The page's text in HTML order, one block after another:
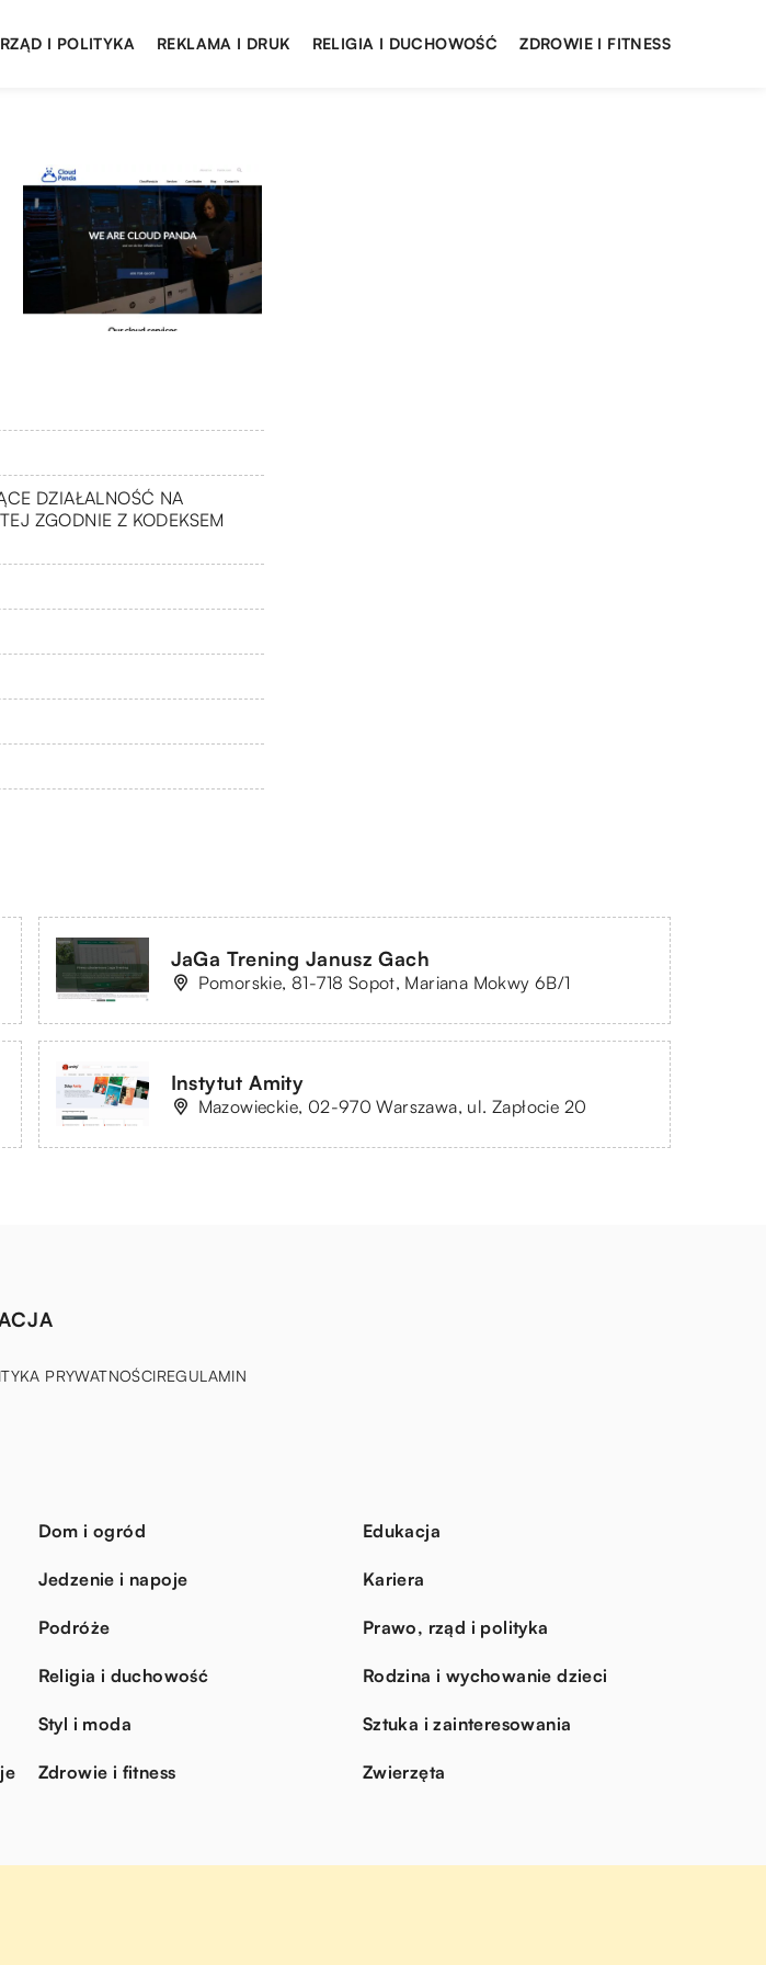
I POLITYKA REKLAMA I DRUK RELIGIA I DUCHOWOŚĆ ZDROWIE I FITNESS
DZIAŁALNOŚĆ NA
ZGODNIE Z KODEKSEM
JaGa Trening Janusz Gach
Pomorskie, 81-718 Sopot, Mariana Mokwy 6B/1
Instytut Amity
Mazowieckie, 02-970 Warszawa, ul. Zapłocie 20
PRYWATNOŚCIREGULAMIN
Dom i ogród Edukacja
Jedzenie i napoje Kariera
Podróże Prawo, rząd i polityka
Religia i duchowość Rodzina i wychowanie dzieci
Styl i moda Sztuka i zainteresowania
Zdrowie i fitness Zwierzęta